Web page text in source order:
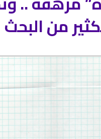
من البحث